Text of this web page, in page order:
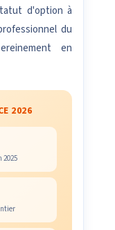
d'option à
du
en
2026
2025